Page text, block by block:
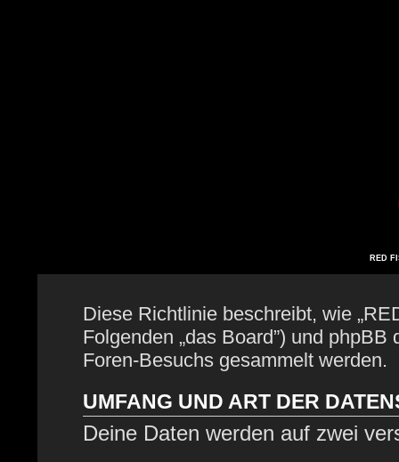
RED
Diese Richtlinie beschreibt, wie
Folgenden „das Board”) und
Foren-Besuchs gesammelt werden.
UMFANG UND ART DER
Deine Daten werden auf zwei